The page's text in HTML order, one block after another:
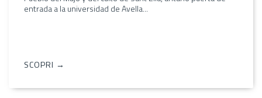
entrada a la universidad de Avella...
SCOPRI →